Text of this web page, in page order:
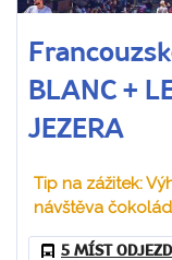
BLANC +
JEZERA
Tip na zážitek:
návštěva
5 MÍST